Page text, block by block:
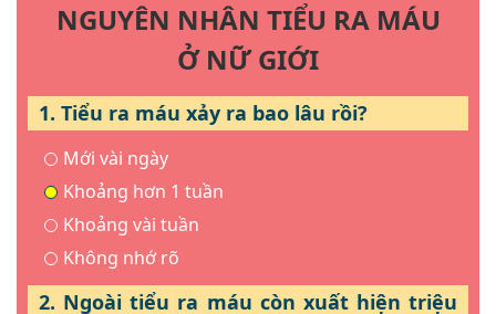
NGUYÊN NHÂN TIỂU RA MÁU
Ở NỮ GIỚI
1. Tiểu ra máu xảy ra bao lâu rồi?
Mới vài ngày
Khoảng hơn 1 tuần
Khoảng vài tuần
Không nhớ rõ
2. Ngoài tiểu ra máu còn xuất hiện triệu